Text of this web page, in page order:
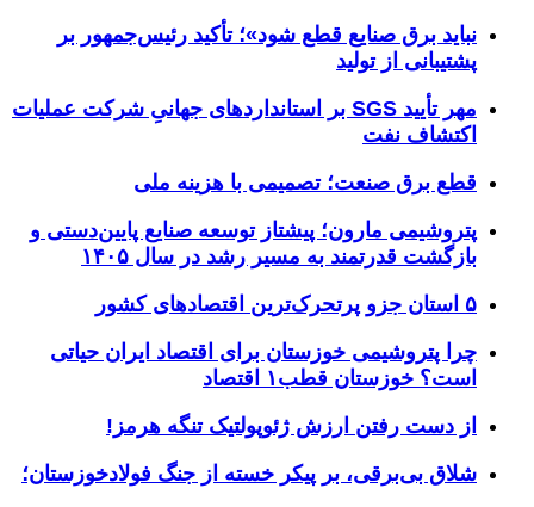
نباید برق صنایع قطع شود»؛ تأکید رئیس‌جمهور بر
پشتیبانی از تولید
مهر تأیید SGS بر استانداردهای جهانیِ شرکت عملیات
اکتشاف نفت
قطع برق صنعت؛ تصمیمی با هزینه ملی
پتروشیمی مارون؛ پیشتاز توسعه صنایع پایین‌دستی و
بازگشت قدرتمند به مسیر رشد در سال ۱۴۰۵
چرا پتروشیمی خوزستان برای اقتصاد ایران حیاتی
است؟ خوزستان قطب۱ اقتصاد
از دست رفتن ارزش ژئوپولتیک تنگه هرمز!
شلاق‌ بی‌برقی، بر پیکر خسته‌ از جنگ فولادخوزستان؛